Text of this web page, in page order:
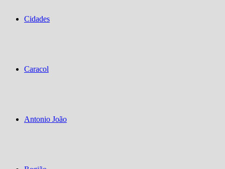
Cidades
Caracol
Antonio João